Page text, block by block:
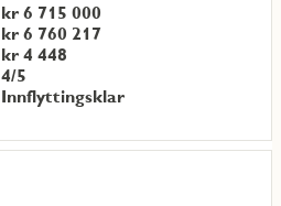
kr 6 715 000
kr 6 760 217
kr 4 448
4/5
Innflyttingsklar